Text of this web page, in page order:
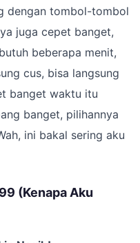
dengan tombol-tombol
juga cepet banget,
beberapa menit,
cus, bisa langsung
banget waktu itu
banget, pilihannya
ini bakal sering aku
(Kenapa Aku